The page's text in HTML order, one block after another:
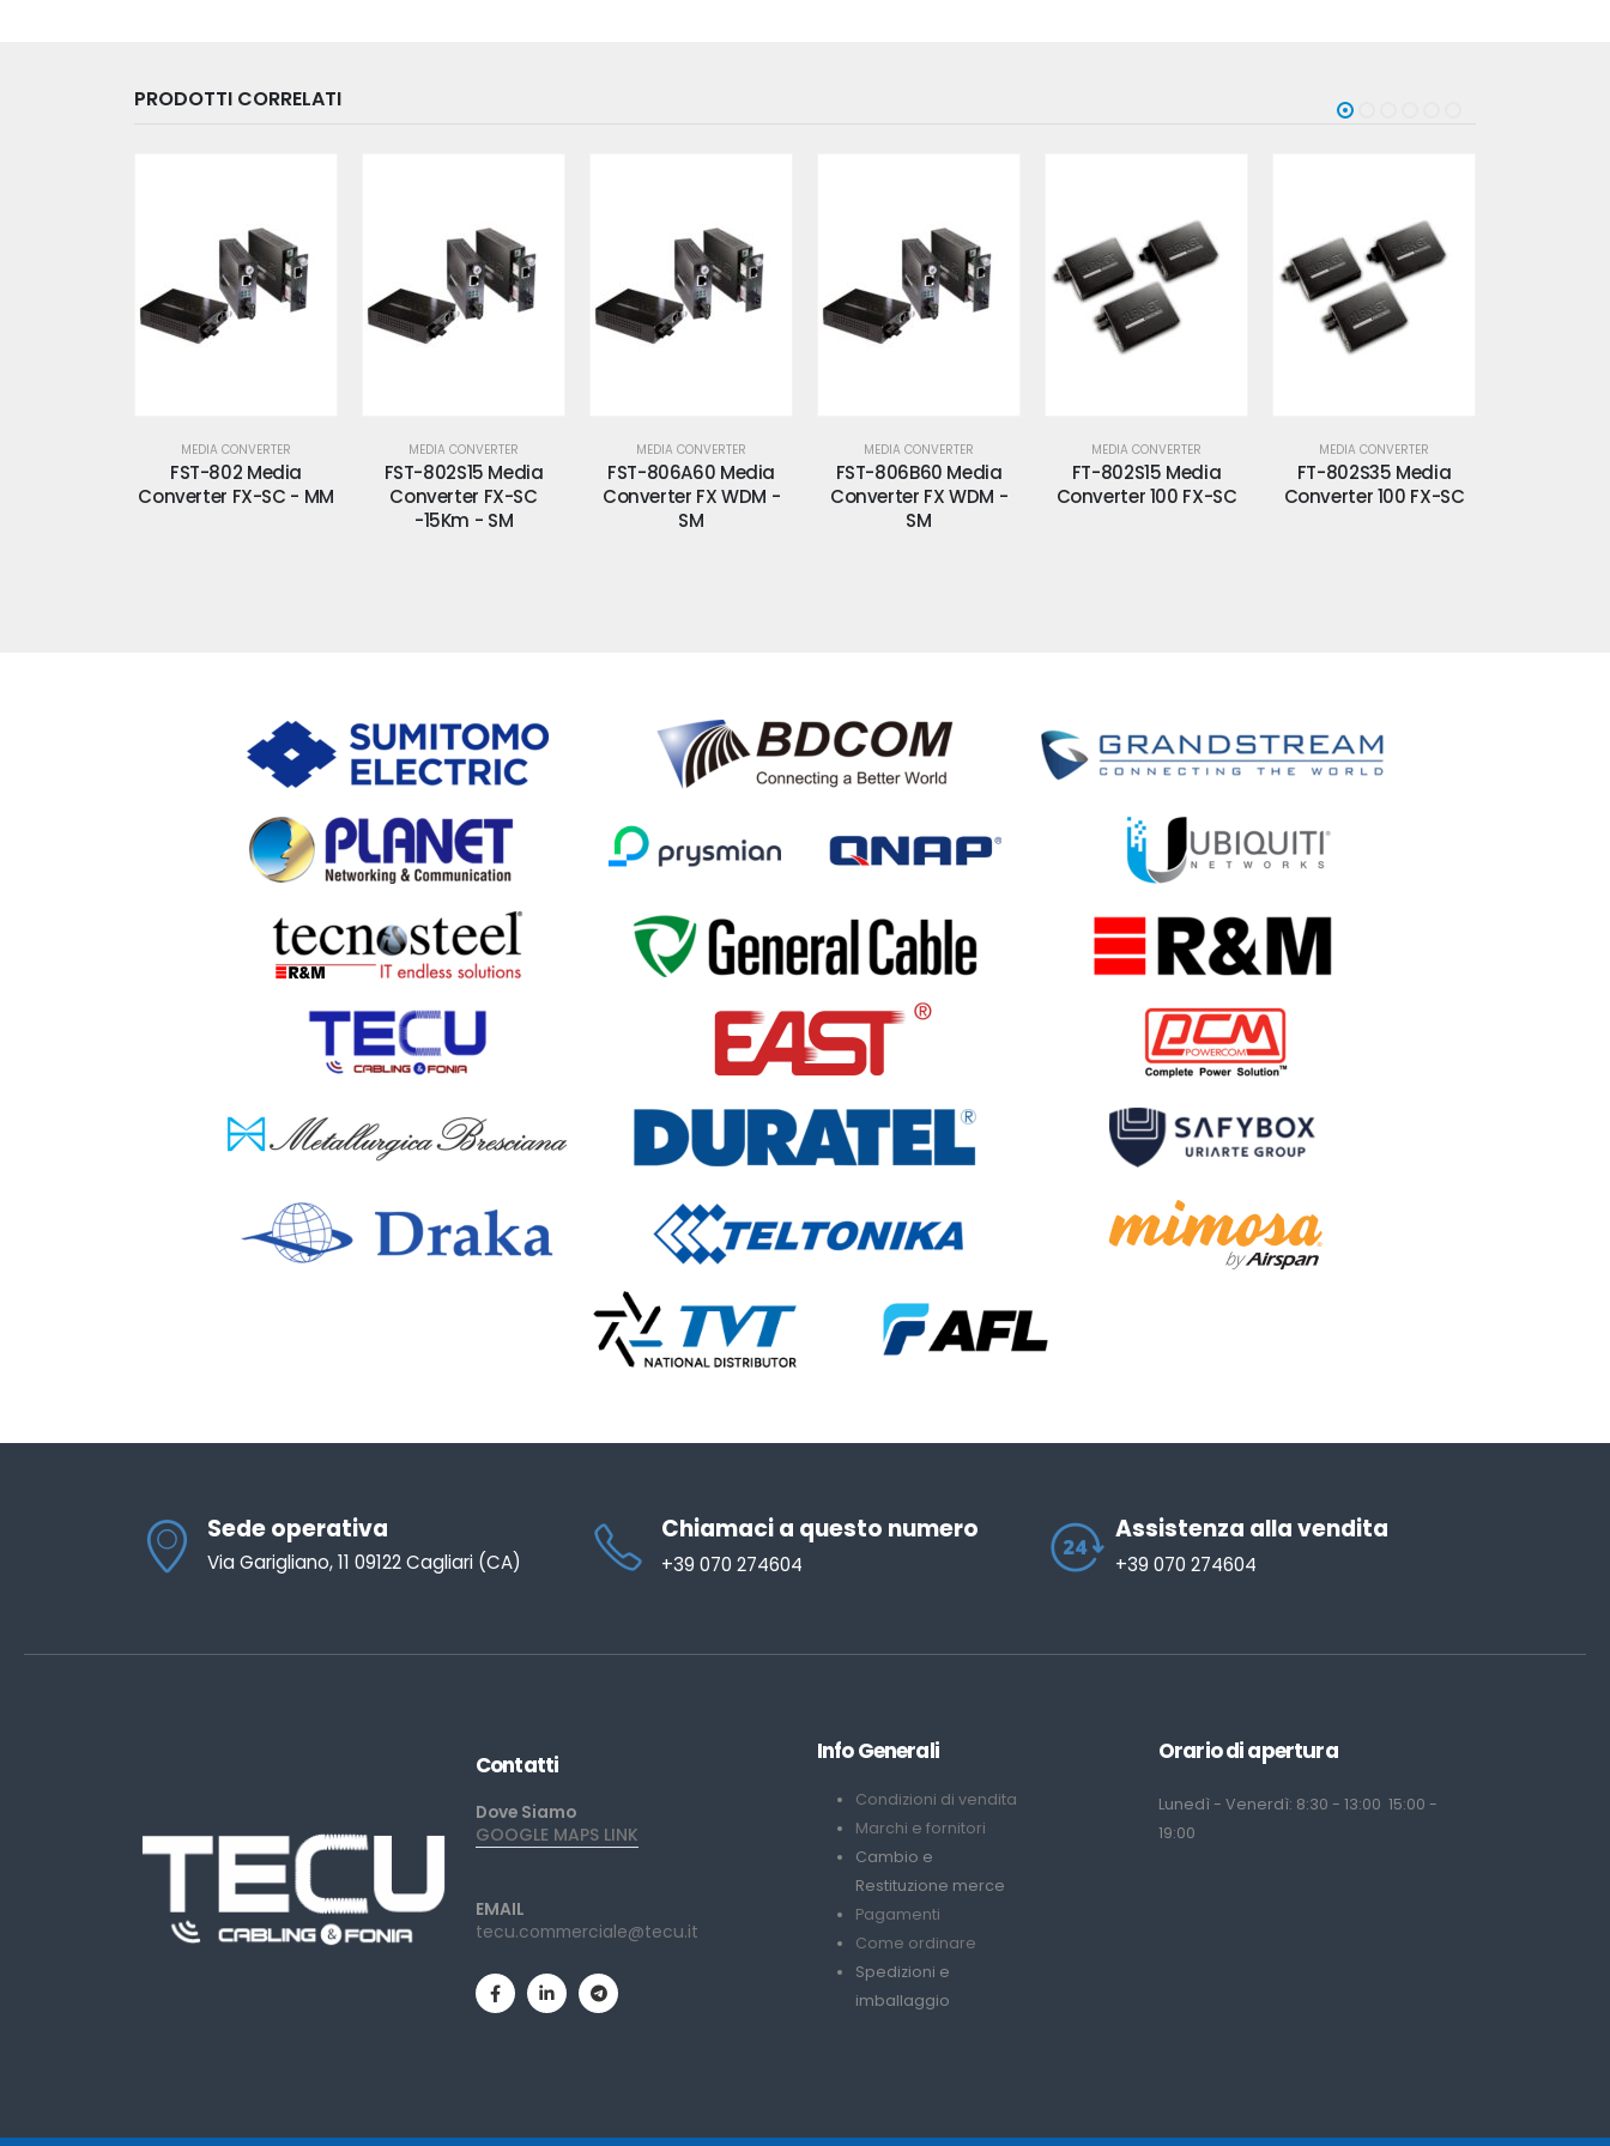
PRODOTTI CORRELATI
MEDIA CONVERTER
FST-802S15 Media
Converter FX-SC
MEDIA CONVERTER
FST-806A60 Media
Converter FX WDM -
SM
MEDIA CONVERTER
FST-806B60 Media
Converter FX WDM -
SM
MEDIA CONVERTER
FT-802S15 Media
Converter 100 FX-SC
MEDIA CONVERTER
FT-802S35 Media
Converter 100 FX-SC
MEDIA CONVERTER
FT-802S50 Media
Converter 100 FX-SC
Sede operativa
Via Garigliano, 11 09122 Cagliari (CA)
Chiamaci a questo numero
+39 070 274604
Assistenza alla vendita
+39 070 274604
Contatti
Dove Siamo
GOOGLE MAPS LINK
EMAIL
tecu.commerciale@tecu.it
Info Generali
Condizioni di vendita
Marchi e fornitori
Cambio e
Restituzione merce
Pagamenti
Come ordinare
Spedizioni e
imballaggio
Orario di apertura
Lunedì - Venerdì: 8:30 - 13:00 15:00 -
19:00